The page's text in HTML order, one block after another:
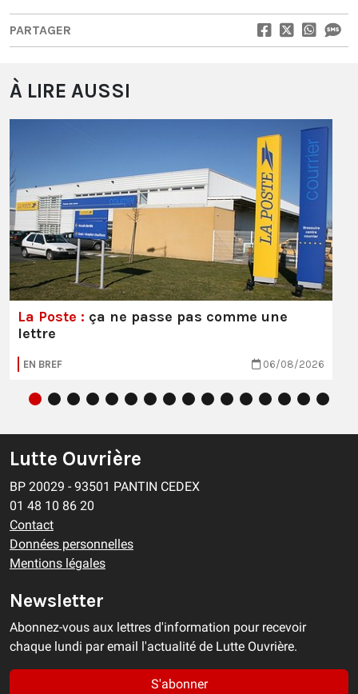
PARTAGER
À LIRE AUSSI
La Poste : ça ne passe pas comme une
lettre
EN BREF 06/08/2026
Lutte Ouvrière
BP 20029 - 93501 PANTIN CEDEX
01 48 10 86 20
Contact
Données personnelles
Mentions légales
Newsletter
Abonnez-vous aux lettres d'information pour recevoir
chaque lundi par email l'actualité de Lutte Ouvrière.
S'abonner